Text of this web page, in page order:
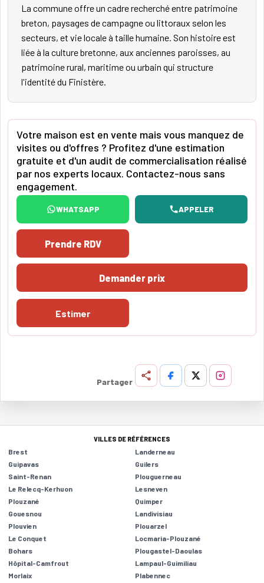
La commune offre un cadre recherché entre patrimoine
breton, paysages de campagne ou littoraux selon les
secteurs, et vie locale à taille humaine. Son histoire est
liée à la culture bretonne, aux anciennes paroisses, au
patrimoine rural, maritime ou urbain qui structure
l'identité du Finistère.
Votre maison est en vente mais vous manquez de
visites ou d'offres ? Profitez d'une estimation
gratuite et d'un audit de commercialisation réalisé
par nos experts locaux. Contactez-nous sans
engagement.
WHATSAPP APPELER
Prendre RDV
Demander prix
Estimer
Partager
VILLES DE RÉFÉRENCES
Brest
Landerneau
Guipavas
Guilers
Saint-Renan
Plouguerneau
Le Relecq-Kerhuon
Lesneven
Plouzané
Quimper
Gouesnou
Landivisiau
Plouvien
Plouarzel
Le Conquet
Locmaria-Plouzané
Bohars
Plougastel-Daoulas
Hôpital-Camfrout
Lampaul-Guimiliau
Morlaix
Plabennec